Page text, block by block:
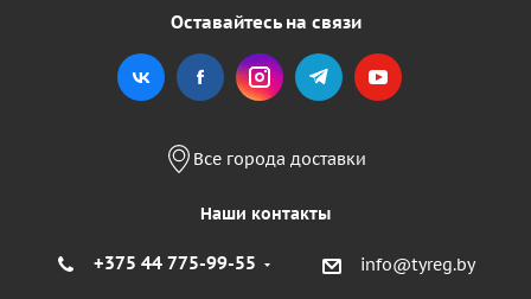
Оставайтесь на связи
Все города доставки
Наши контакты
+375 44 775-99-55 info@tyreg.by